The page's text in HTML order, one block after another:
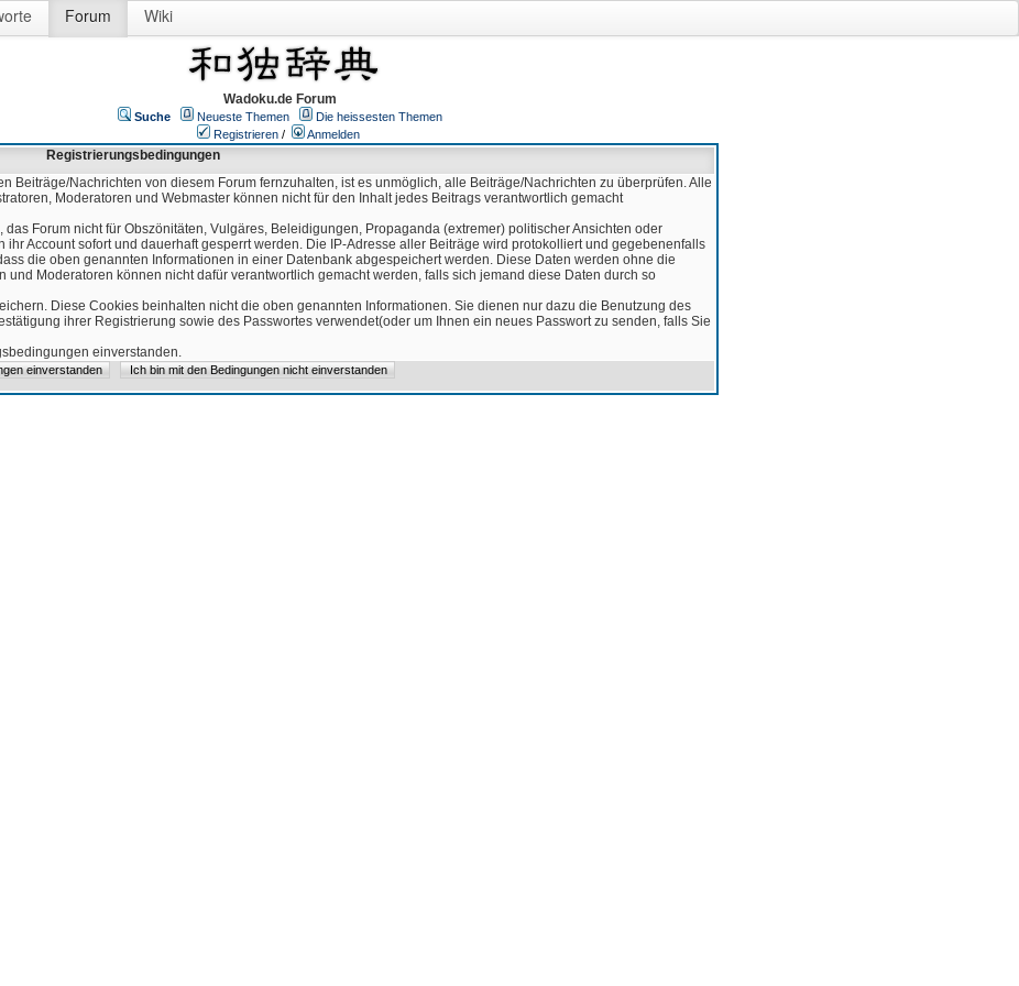
Forum Wiki
Wadoku.de Forum
Suche Neueste Themen
Die heissesten Themen
Registrieren / Anmelden
Registrierungsbedingungen
Beiträge/Nachrichten von diesem Forum fernzuhalten, ist es unmöglich, alle Beiträge/Nachrichten zu überprüfen. Alle
Moderatoren und Webmaster können nicht für den Inhalt jedes Beitrags verantwortlich gemacht
Forum nicht für Obszönitäten, Vulgäres, Beleidigungen, Propaganda (extremer) politischer Ansichten oder
Account sofort und dauerhaft gesperrt werden. Die IP-Adresse aller Beiträge wird protokolliert und gegebenenfalls
die oben genannten Informationen in einer Datenbank abgespeichert werden. Diese Daten werden ohne die
Moderatoren können nicht dafür verantwortlich gemacht werden, falls sich jemand diese Daten durch so
Diese Cookies beinhalten nicht die oben genannten Informationen. Sie dienen nur dazu die Benutzung des
ihrer Registrierung sowie des Passwortes verwendet(oder um Ihnen ein neues Passwort zu senden, falls Sie
einverstanden.